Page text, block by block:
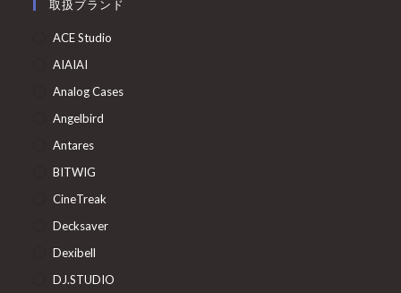
取扱ブランド
ACE Studio
AIAIAI
Analog Cases
Angelbird
Antares
BITWIG
CineTreak
Decksaver
Dexibell
DJ.STUDIO